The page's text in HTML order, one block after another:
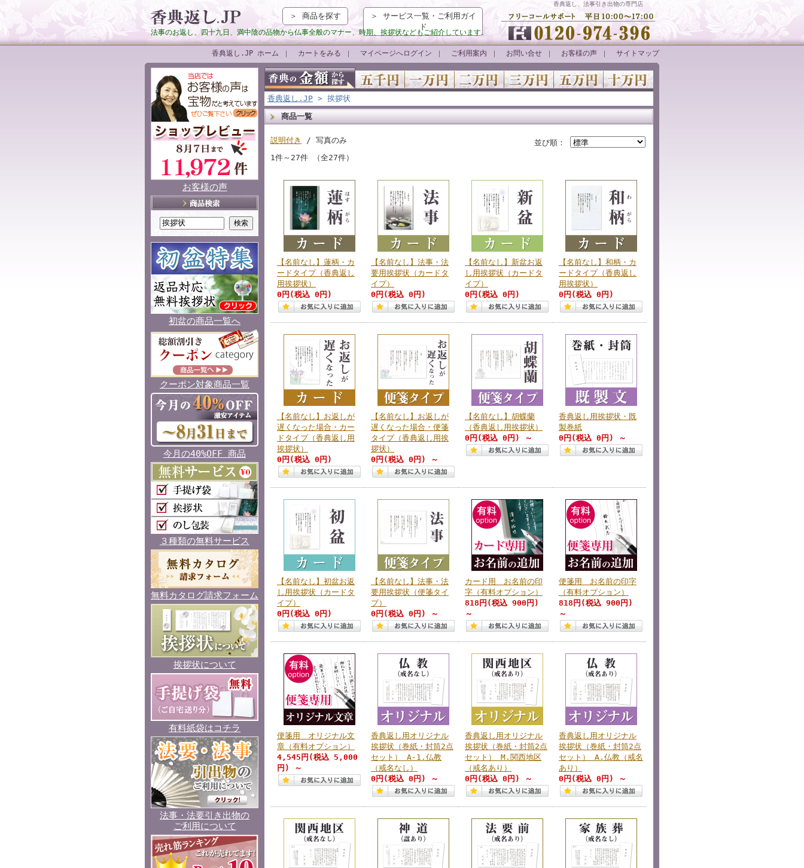
香典返し、法事引き出物の専門店
＞ 商品を探す
＞ サービス一覧・ご利用ガイ
ド
法事のお返し、四十九日、満中陰の品物から仏事全般のマナー、時期、挨拶状などもご紹介しています。
香典返し.JP ホーム ｜ カートをみる ｜ マイページへログイン ｜ ご利用案内 ｜ お問い合せ ｜ お客様の声 ｜ サイトマップ
お客様の声
初盆の商品一覧へ
クーポン対象商品一覧
今月の40%OFF 商品
３種類の無料サービス
無料カタログ請求フォーム
挨拶状について
有料紙袋はコチラ
法事・法要引き出物の
ご利用について
香典返し.JP > 挨拶状
商品一覧
並び順：
説明付き
/ 写真のみ
1件～27件 （全27件）
【名前なし】蓮柄・カ
ードタイプ（香典返し
用挨拶状）
0円 (税込 0円)
【名前なし】法事・法
要用挨拶状（カードタ
イプ）
0円 (税込 0円)
【名前なし】新盆お返
し用挨拶状（カードタ
イプ）
0円 (税込 0円)
【名前なし】和柄・カ
ードタイプ（香典返し
用挨拶状）
0円 (税込 0円)
【名前なし】お返しが
遅くなった場合・カー
ドタイプ（香典返し用
挨拶状）
0円 (税込 0円)
【名前なし】お返しが
遅くなった場合・便箋
タイプ（香典返し用挨
拶状）
0円 (税込 0円) ～
【名前なし】胡蝶蘭
（香典返し用挨拶状）
0円 (税込 0円) ～
香典返し用挨拶状・既
製巻紙
0円 (税込 0円) ～
【名前なし】初盆お返
し用挨拶状（カードタ
イプ）
0円 (税込 0円)
【名前なし】法事・法
要用挨拶状（便箋タイ
プ）
0円 (税込 0円) ～
カード用 お名前の印
字（有料オプション）
818円 (税込 900円)
～
便箋用 お名前の印字
（有料オプション）
818円 (税込 900円)
～
便箋用 オリジナル文
章（有料オプション）
4,545円 (税込 5,000
円)
～
香典返し用オリジナル
挨拶状（巻紙・封筒2点
セット） A-1.仏教
（戒名なし）
0円 (税込 0円) ～
香典返し用オリジナル
挨拶状（巻紙・封筒2点
セット） M.関西地区
（戒名あり）
0円 (税込 0円) ～
香典返し用オリジナル
挨拶状（巻紙・封筒2点
セット） A.仏教（戒名
あり）
0円 (税込 0円) ～